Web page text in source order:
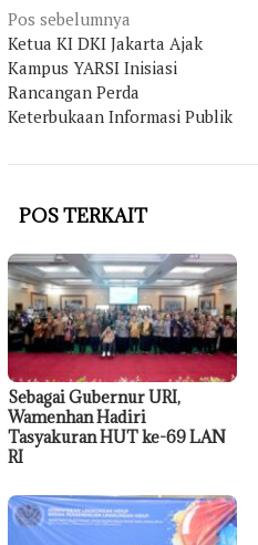
Navigasi
pos
Pos sebelumnya
Ketua KI DKI Jakarta Ajak
Kampus YARSI Inisiasi
Rancangan Perda
Keterbukaan Informasi Publik
POS TERKAIT
Sebagai Gubernur URI,
Wamenhan Hadiri
Tasyakuran HUT ke-69 LAN
RI